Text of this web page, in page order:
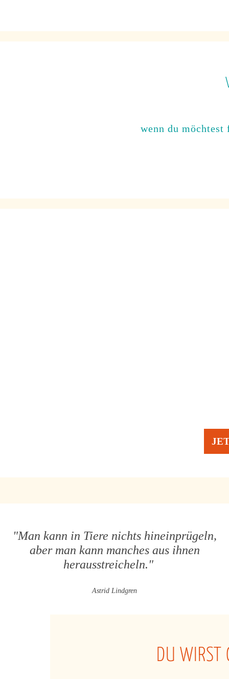
wenn du
"Man kann in Tiere nichts hineinprügeln,
aber man kann manches aus ihnen
herausstreicheln."
Astrid Lindgren
DU WIRST